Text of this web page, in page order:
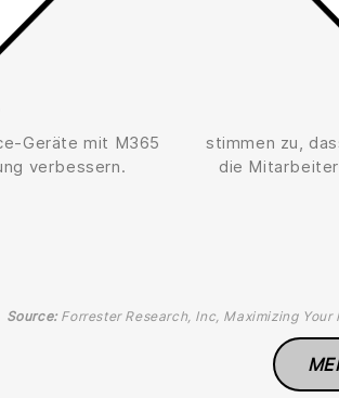
Geräte mit M365
verbessern.
stimmen zu,
die
Source:Forrester Research, Inc, Maximizing